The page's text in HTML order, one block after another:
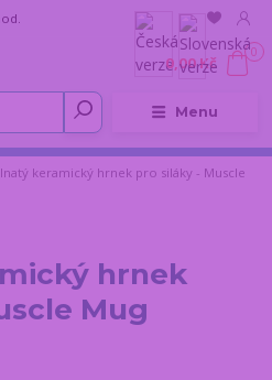
Menu
0
0,00 Kč
keramický hrnek pro siláky - Muscle
hrnek
Mug